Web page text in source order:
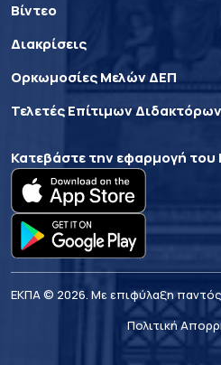
Βίντεο
Διακρίσεις
Ορκωμοσίες Μελών ΔΕΠ
Τελετές Επίτιμων Διδακτόρων
Κατεβάστε την εφαρμογή του
ΕΚΠΑ © 2026. Με επιφύλαξη
Πολιτική